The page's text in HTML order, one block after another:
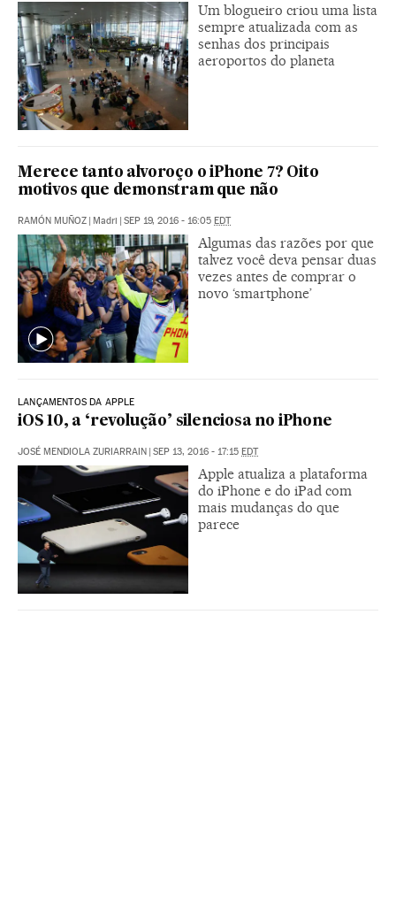
Um blogueiro criou uma lista
sempre atualizada com as
senhas dos principais
aeroportos do planeta
Merece tanto alvoroço o iPhone 7? Oito
motivos que demonstram que não
RAMÓN MUÑOZ | Madri | SEP 19, 2016 - 16:05 EDT
Algumas das razões por que
talvez você deva pensar duas
vezes antes de comprar o
novo ‘smartphone’
LANÇAMENTOS DA APPLE
iOS 10, a ‘revolução’ silenciosa no iPhone
JOSÉ MENDIOLA ZURIARRAIN | SEP 13, 2016 - 17:15 EDT
Apple atualiza a plataforma
do iPhone e do iPad com
mais mudanças do que
parece